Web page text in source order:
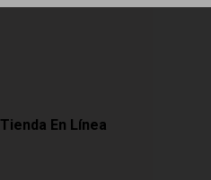
Tienda En Línea